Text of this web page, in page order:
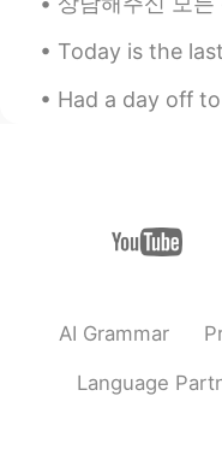
Today is the last day of my trip. I
Had a day off to rest and go to the
AI Grammar
Language